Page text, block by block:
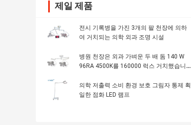
제일 제품
전시 기록병을 가진 3개의 팔 천장에 의하
여 거치되는 의학 외과 조명 시설
병원 천장은 외과 가벼운 두 배 돔 140 W
96RA 4500K를 160000 럭스 거치했습니
의학 저출력 소비 환경 보호 그림자 통제 획
일한 점화 LED 램프